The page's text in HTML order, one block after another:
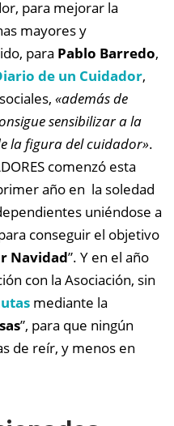
para mejorar la
mayores y
para Pablo Barredo,
de un Cuidador,
«además de
sensibilizar a la
la figura del cuidador».
comenzó esta
año en la soledad
uniéndose a
conseguir el objetivo
Navidad”. Y en el año
con la Asociación, sin
mediante la
”, para que ningún
de reír, y menos en